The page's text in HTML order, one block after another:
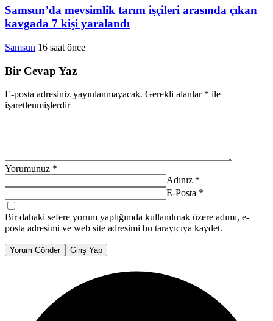
Samsun’da mevsimlik tarım işçileri arasında çıkan
kavgada 7 kişi yaralandı
Samsun 16 saat önce
Bir Cevap Yaz
E-posta adresiniz yayınlanmayacak. Gerekli alanlar * ile
işaretlenmişlerdir
Yorumunuz *
Adınız *
E-Posta *
Bir dahaki sefere yorum yaptığımda kullanılmak üzere adımı, e-
posta adresimi ve web site adresimi bu tarayıcıya kaydet.
Yorum Gönder Giriş Yap